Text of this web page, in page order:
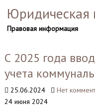
Правовая информация
С 2025 года
учета
25.06.2024
Нет
24 июня 2024